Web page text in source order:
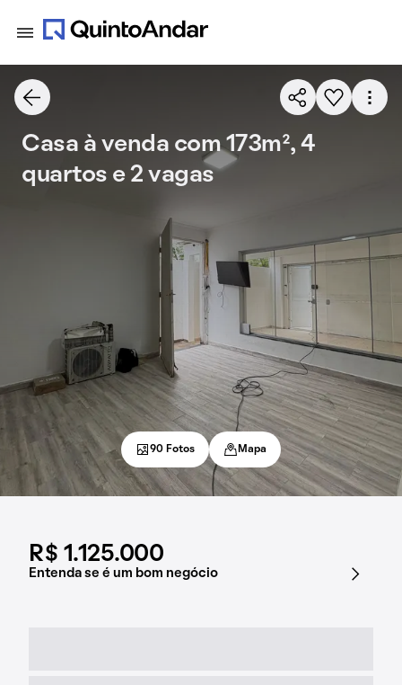
R$ 1.125.000
Entenda se é um bom negócio
Casa à venda com 173m², 4
quartos e 2 vagas
90 Fotos Mapa